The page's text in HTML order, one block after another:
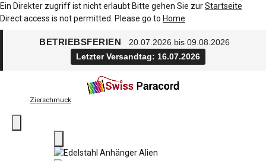
Ein Direkter zugriff ist nicht erlaubt Bitte gehen Sie zurStartseite
Direct access is not permitted. Please go to Home
BETRIEBSFERIEN
20.07.2026 bis 09.08.2026
Letzter Versandtag: 16.07.2026
Zierschmuck